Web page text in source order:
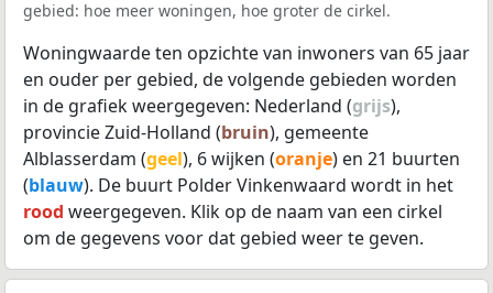
gebied: hoe meer woningen, hoe groter de cirkel.
Woningwaarde ten opzichte van inwoners van 65 jaar
en ouder per gebied, de volgende gebieden worden
in de grafiek weergegeven: Nederland (grijs),
provincie Zuid-Holland (bruin), gemeente
Alblasserdam (geel), 6 wijken (oranje) en 21 buurten
(blauw). De buurt Polder Vinkenwaard wordt in het
rood weergegeven. Klik op de naam van een cirkel
om de gegevens voor dat gebied weer te geven.